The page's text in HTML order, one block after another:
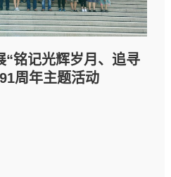
“铭记光辉岁月、追寻
周年主题活动